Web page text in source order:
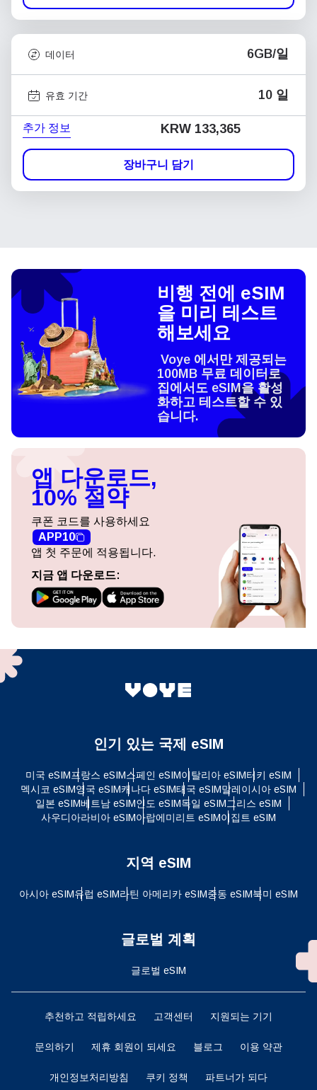
데이터 6GB/일
유효 기간 10 일
추가 정보 KRW 133,365
장바구니 담기
비행 전에 eSIM
을 미리 테스트
해보세요
Voye 에서만 제공되는
100MB 무료 데이터로
집에서도 eSIM을 활성
화하고 테스트할 수 있
습니다.
앱 다운로드,
10% 절약
쿠폰 코드를 사용하세요
APP10
앱 첫 주문에 적용됩니다.
지금 앱 다운로드:
인기 있는 국제 eSIM
미국 eSIM프랑스 eSIM스페인 eSIM이탈리아 eSIM터키 eSIM
멕시코 eSIM영국 eSIM캐나다 eSIM태국 eSIM말레이시아 eSIM
일본 eSIM베트남 eSIM인도 eSIM독일 eSIM그리스 eSIM
사우디아라비아 eSIM아랍에미리트 eSIM이집트 eSIM
지역 eSIM
아시아 eSIM유럽 ​​eSIM라틴 아메리카 eSIM중동 eSIM북미 eSIM
글로벌 계획
글로벌 eSIM
추천하고 적립하세요 고객센터 지원되는 기기
문의하기 제휴 회원이 되세요 블로그 이용 약관
개인정보처리방침 쿠키 정책 파트너가 되다